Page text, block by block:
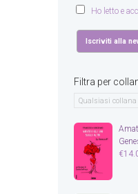
Ho letto e
Filtra per
€